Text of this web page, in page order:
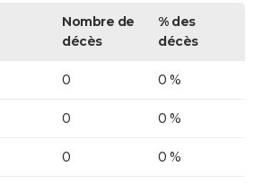
Nombre de
décès
% des
décès
0 0 %
0 0 %
0 0 %